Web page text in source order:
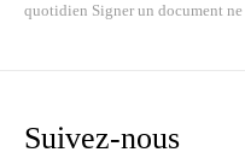
quotidien Signer un document ne
Suivez-nous